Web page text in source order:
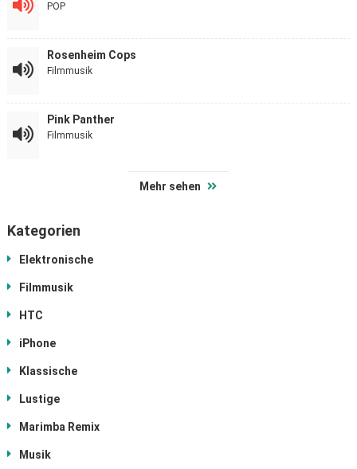
POP
Rosenheim Cops
Filmmusik
Pink Panther
Filmmusik
Mehr sehen
Kategorien
Elektronische
Filmmusik
HTC
iPhone
Klassische
Lustige
Marimba Remix
Musik